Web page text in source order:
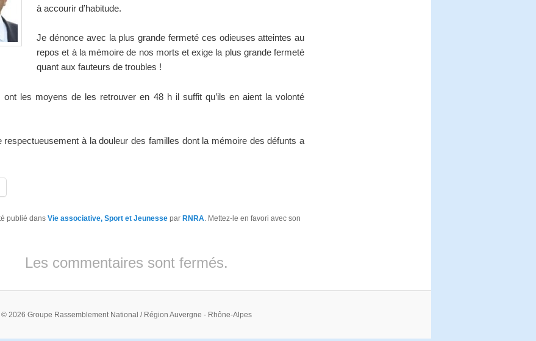
à accourir d’habitude.
Je dénonce avec la plus grande fermeté ces odieuses atteintes au
repos et à la mémoire de nos morts et exige la plus grande fermeté
quant aux fauteurs de troubles !
ont les moyens de les retrouver en 48 h il suffit qu’ils en aient la volonté
respectueusement à la douleur des familles dont la mémoire des défunts a
publié dans Vie associative, Sport et Jeunessepar RNRA . Mettez-le en favori avec son
Les commentaires sont fermés.
© 2026 Groupe Rassemblement National / Région Auvergne - Rhône-Alpes